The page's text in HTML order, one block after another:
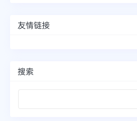
友情链接
搜索